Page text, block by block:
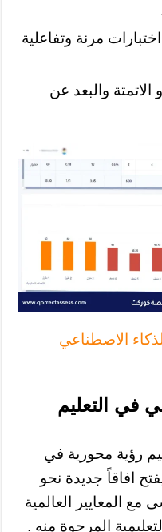
مرنة وتفاعلية
والبعد عن
الاصطناعي
في التعليم
رؤية محورية في
افاقاً جديدة نحو
مع المعايير العالمية
المرجوة منه .